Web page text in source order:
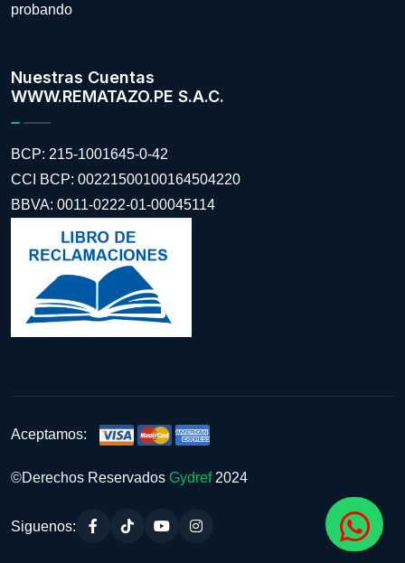
probando
Nuestras Cuentas
WWW.REMATAZO.PE S.A.C.
BCP: 215-1001645-0-42
CCI BCP: 00221500100164504220
BBVA: 0011-0222-01-00045114
Aceptamos:
©Derechos Reservados Gydref 2024
Siguenos: